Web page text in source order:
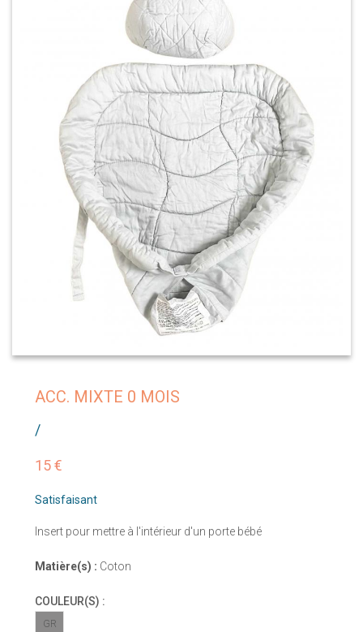
ACC. MIXTE 0 MOIS
/
15 €
Satisfaisant
Insert pour mettre à l'intérieur d'un porte bébé
Matière(s) : Coton
COULEUR(S) :
GR